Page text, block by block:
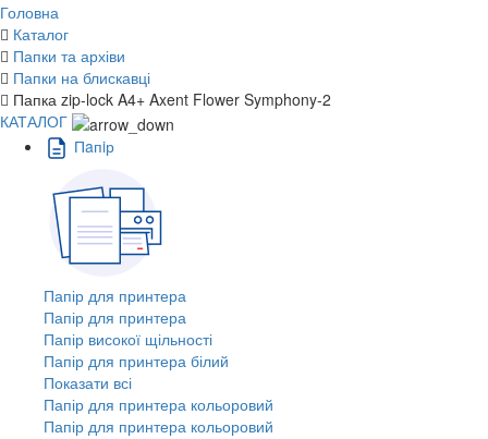
Головна
Каталог
Папки та архіви
Папки на блискавці
Папка zip-lock A4+ Axent Flower Symphony-2
КАТАЛОГ
Пaпiр
Папір для принтера
Папір для принтера
Папір високої щільності
Папір для принтера білий
Показати всі
Папір для принтера кольоровий
Папір для принтера кольоровий